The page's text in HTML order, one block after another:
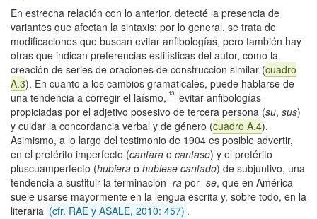
En estrecha relación con lo anterior, detecté la presencia de
variantes que afectan la sintaxis; por lo general, se trata de
modificaciones que buscan evitar anfibologías, pero también hay
otras que indican preferencias estilísticas del autor, como la
creación de series de oraciones de construcción similar (cuadro
A.3). En cuanto a los cambios gramaticales, puede hablarse de
una tendencia a corregir el laísmo, 13
evitar anfibologías
propiciadas por el adjetivo posesivo de tercera persona (su, sus)
y cuidar la concordancia verbal y de género (cuadro A.4).
Asimismo, a lo largo del testimonio de 1904 es posible advertir,
en el pretérito imperfecto (cantara o cantase) y el pretérito
pluscuamperfecto (hubiera o hubiese cantado) de subjuntivo, una
tendencia a sustituir la terminación -ra por -se, que en América
suele usarse mayormente en la lengua escrita y, sobre todo, en la
literaria (cfr. RAE y ASALE, 2010: 457) .